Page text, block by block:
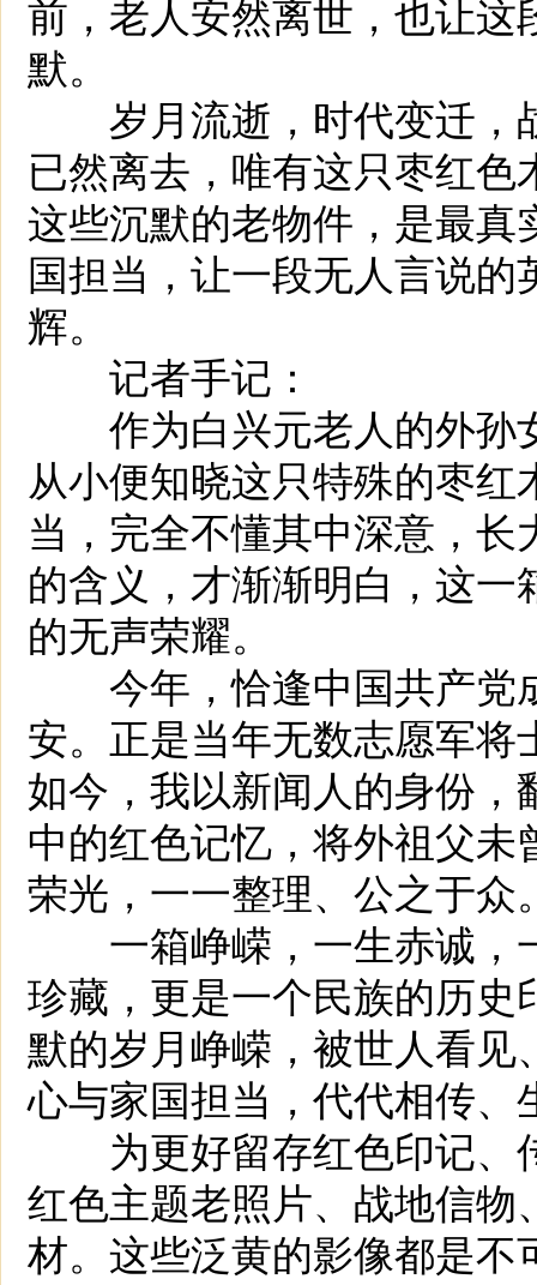
前，老人安然离世，也让
默。
岁月流逝，时代变迁，
已然离去，唯有这只枣红
这些沉默的老物件，是最
国担当，让一段无人言说
辉。
记者手记：
作为白兴元老人的外孙
从小便知晓这只特殊的枣
当，完全不懂其中深意，
的含义，才渐渐明白，这
的无声荣耀。
今年，恰逢中国共产党
安。正是当年无数志愿军
如今，我以新闻人的身份
中的红色记忆，将外祖父
荣光，一一整理、公之于众
一箱峥嵘，一生赤诚，
珍藏，更是一个民族的历
默的岁月峥嵘，被世人看
心与家国担当，代代相传、
为更好留存红色印记、
红色主题老照片、战地信
材。这些泛黄的影像都是